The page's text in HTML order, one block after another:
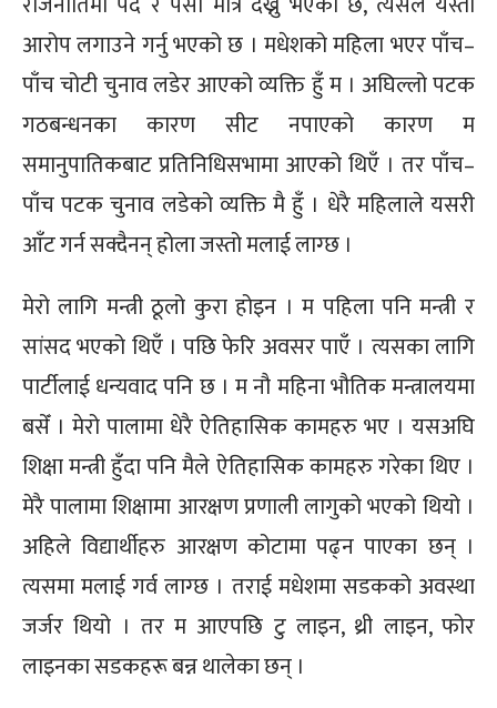
आरोप लगाउने गर्नु भएको छ । मधेशको महिला भएर पाँच–
पाँच चोटी चुनाव लडेर आएको व्यक्ति हुँ म । अघिल्लो पटक
गठबन्धनका कारण सीट नपाएको कारण म
समानुपातिकबाट प्रतिनिधिसभामा आएको थिएँ । तर पाँच–
पाँच पटक चुनाव लडेको व्यक्ति मै हुँ । धेरै महिलाले यसरी
आँट गर्न सक्दैनन् होला जस्तो मलाई लाग्छ ।
मेरो लागि मन्त्री ठूलो कुरा होइन । म पहिला पनि मन्त्री र
सांसद भएको थिएँ । पछि फेरि अवसर पाएँ । त्यसका लागि
पार्टीलाई धन्यवाद पनि छ । म नौ महिना भौतिक मन्त्रालयमा
बसेँ । मेरो पालामा धेरै ऐतिहासिक कामहरु भए । यसअघि
शिक्षा मन्त्री हुँदा पनि मैले ऐतिहासिक कामहरु गरेका थिए ।
मेरै पालामा शिक्षामा आरक्षण प्रणाली लागुको भएको थियो ।
अहिले विद्यार्थीहरु आरक्षण कोटामा पढ्न पाएका छन् ।
त्यसमा मलाई गर्व लाग्छ । तराई मधेशमा सडकको अवस्था
जर्जर थियो । तर म आएपछि टु लाइन, थ्री लाइन, फोर
लाइनका सडकहरू बन्न थालेका छन् ।